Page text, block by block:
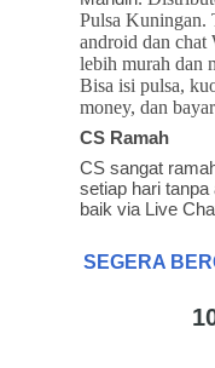
Pulsa Kuningan.
android dan chat
lebih murah dan
Bisa isi pulsa,
money, dan
CS Ramah
CS sangat
setiap hari
baik via Live
SEGERA